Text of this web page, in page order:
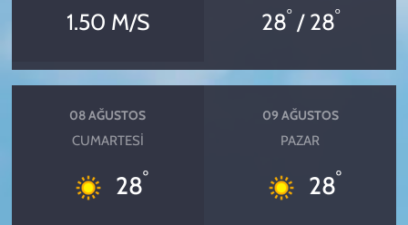
1.50 M/S 28°/ 28°
08 AĞUSTOS
CUMARTESI
28°
09 AĞUSTOS
PAZAR
28°